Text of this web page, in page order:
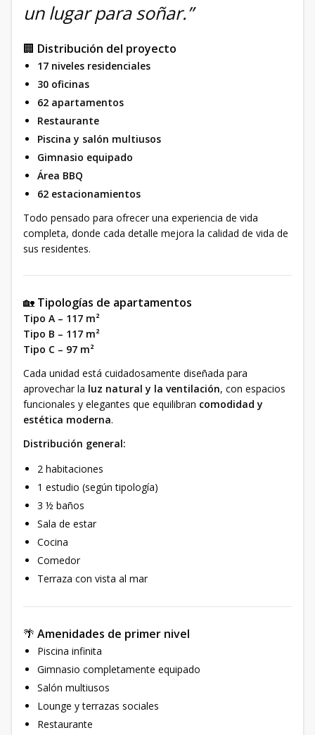
un lugar para soñar.”
🏢 Distribución del proyecto
17 niveles residenciales
30 oficinas
62 apartamentos
Restaurante
Piscina y salón multiusos
Gimnasio equipado
Área BBQ
62 estacionamientos
Todo pensado para ofrecer una experiencia de vida
completa, donde cada detalle mejora la calidad de vida de
sus residentes.
🏡 Tipologías de apartamentos
Tipo A – 117 m²
Tipo B – 117 m²
Tipo C – 97 m²
Cada unidad está cuidadosamente diseñada para
aprovechar la luz natural y la ventilación, con espacios
funcionales y elegantes que equilibran comodidad y
estética moderna.
Distribución general:
2 habitaciones
1 estudio (según tipología)
3 ½ baños
Sala de estar
Cocina
Comedor
Terraza con vista al mar
🌴 Amenidades de primer nivel
Piscina infinita
Gimnasio completamente equipado
Salón multiusos
Lounge y terrazas sociales
Restaurante